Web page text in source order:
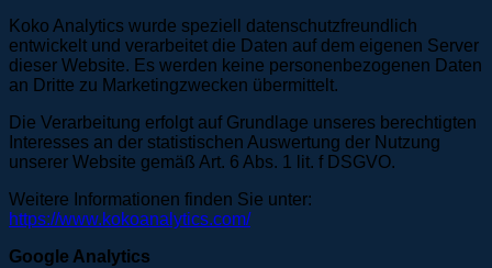
Koko Analytics wurde speziell datenschutzfreundlich
entwickelt und verarbeitet die Daten auf dem eigenen Server
dieser Website. Es werden keine personenbezogenen Daten
an Dritte zu Marketingzwecken übermittelt.
Die Verarbeitung erfolgt auf Grundlage unseres berechtigten
Interesses an der statistischen Auswertung der Nutzung
unserer Website gemäß Art. 6 Abs. 1 lit. f DSGVO.
Weitere Informationen finden Sie unter:
https://www.kokoanalytics.com/
Google Analytics